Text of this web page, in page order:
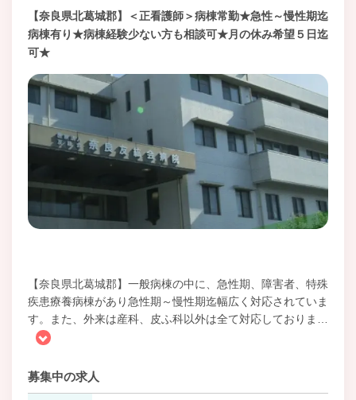
【奈良県北葛城郡】＜正看護師＞病棟常勤★急性～慢性期迄
病棟有り★病棟経験少ない方も相談可★月の休み希望５日迄
可★
【奈良県北葛城郡】一般病棟の中に、急性期、障害者、特殊
疾患療養病棟があり急性期～慢性期迄幅広く対応されていま
す。また、外来は産科、皮ふ科以外は全て対応しておりま
募集中の求人